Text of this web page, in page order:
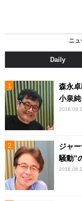
ニュ
Daily
森永
小泉
ジャ
騒動”